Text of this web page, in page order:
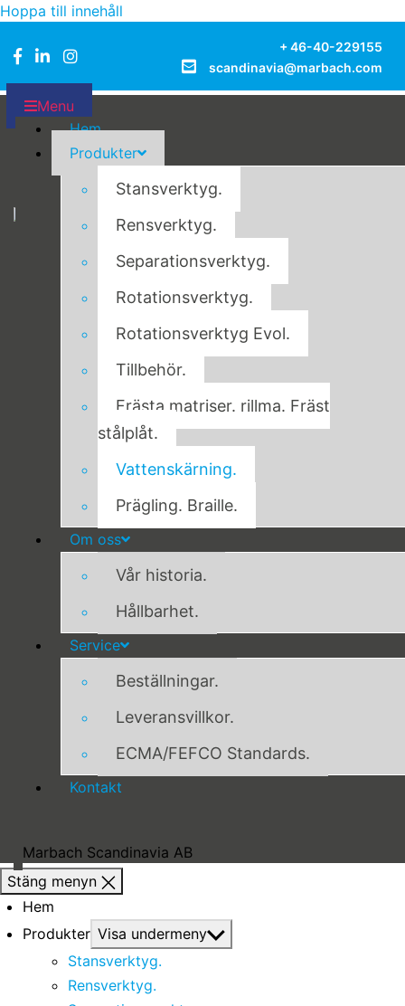
Hoppa till innehåll
+ 46-40-229155
scandinavia@marbach.com
Menu
Hem
Produkter
Stansverktyg.
Rensverktyg.
Separationsverktyg.
Rotationsverktyg.
Rotationsverktyg Evol.
Tillbehör.
Frästa matriser. rillma. Fräst
stålplåt.
Vattenskärning.
Prägling. Braille.
Om oss
Vår historia.
Hållbarhet.
Service
Beställningar.
Leveransvillkor.
ECMA/FEFCO Standards.
Kontakt
Till Marbachs hemsida
Till Marbach Experience Hub
Marbach Scandinavia AB
Stäng menyn
Hem
Produkter Visa undermeny
Stansverktyg.
Rensverktyg.